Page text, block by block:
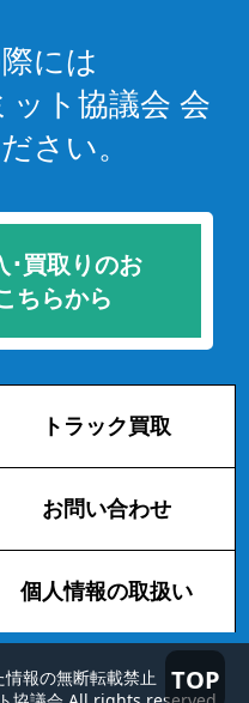
TOP
には
ト協議会 会
さい。
･買取りのお
ちらから
トラック買取
お問い合わせ
個人情報の取扱い
情報の無断転載禁止